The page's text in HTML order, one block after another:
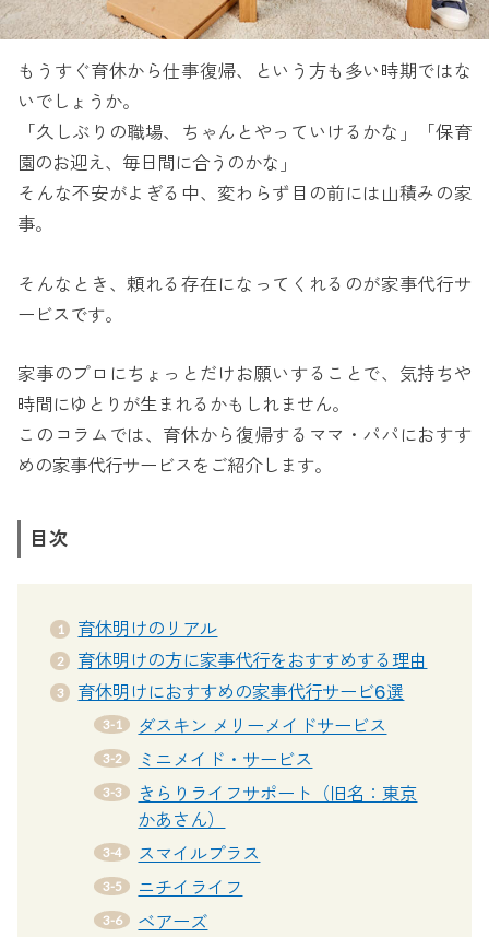
もうすぐ育休から仕事復帰、という方も多い時期ではな
いでしょうか。
「久しぶりの職場、ちゃんとやっていけるかな」「保育
園のお迎え、毎日間に合うのかな」
そんな不安がよぎる中、変わらず目の前には山積みの家
事。
そんなとき、頼れる存在になってくれるのが家事代行サ
ービスです。
家事のプロにちょっとだけお願いすることで、気持ちや
時間にゆとりが生まれるかもしれません。
このコラムでは、育休から復帰するママ・パパにおすす
めの家事代行サービスをご紹介します。
目次
育休明けのリアル
育休明けの方に家事代行をおすすめする理由
育休明けにおすすめの家事代行サービ6選
ダスキン メリーメイドサービス
ミニメイド・サービス
きらりライフサポート（旧名：東京
かあさん）
スマイルプラス
ニチイライフ
ベアーズ